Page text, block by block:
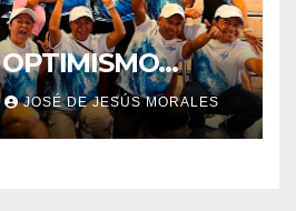
JOSÉ DE JESÚS MORALES